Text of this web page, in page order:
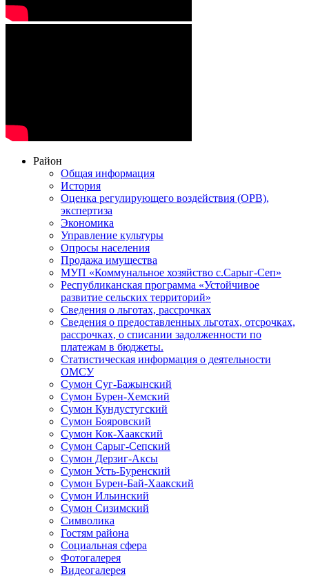
Район
Общая информация
История
Оценка регулирующего воздействия (ОРВ),
экспертиза
Экономика
Управление культуры
Опросы населения
Продажа имущества
МУП «Коммунальное хозяйство с.Сарыг-Сеп»
Республиканская программа «Устойчивое
развитие сельских территорий»
Сведения о льготах, рассрочках
Сведения о предоставленных льготах, отсрочках,
рассрочках, о списании задолженности по
платежам в бюджеты.
Статистическая информация о деятельности
ОМСУ
Сумон Суг-Бажынский
Сумон Бурен-Хемский
Сумон Кундустугский
Сумон Бояровский
Сумон Кок-Хаакский
Сумон Сарыг-Сепский
Сумон Дерзиг-Аксы
Сумон Усть-Буренский
Сумон Бурен-Бай-Хаакский
Сумон Ильинский
Сумон Сизимский
Символика
Гостям района
Социальная сфера
Фотогалерея
Видеогалерея